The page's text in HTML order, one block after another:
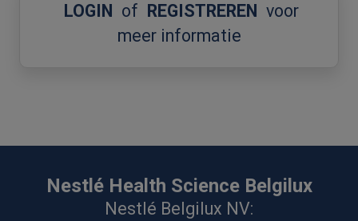
LOGIN of REGISTREREN voor
meer informatie
Nestlé Health Science Belgilux
Nestlé Belgilux NV: